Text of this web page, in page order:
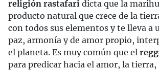
religión rastafari dicta que la
producto natural que crece de la
con todos sus elementos y te lleva a
paz, armonía y de amor propio,
el planeta. Es muy común que el
para predicar hacia el amor, la tierra,